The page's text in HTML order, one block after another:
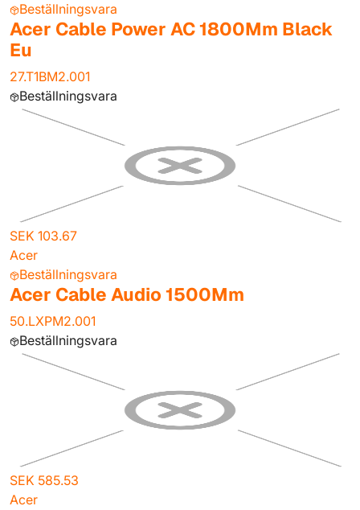
Beställningsvara
Acer Cable Power AC 1800Mm Black
Eu
27.T1BM2.001
Beställningsvara
SEK 103.67
Acer
Beställningsvara
Acer Cable Audio 1500Mm
50.LXPM2.001
Beställningsvara
SEK 585.53
Acer